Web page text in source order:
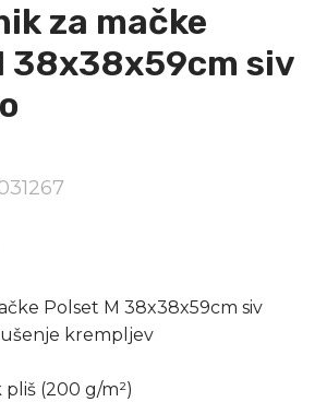
za mačke
38x38x59cm siv
Polset M 38x38x59cm siv
krempljev
(200 g/m²)